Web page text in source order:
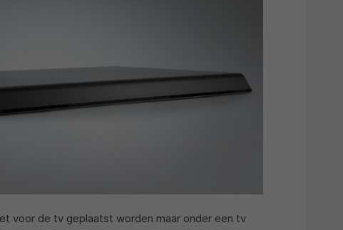
voor de tv geplaatst worden maar onder een tv